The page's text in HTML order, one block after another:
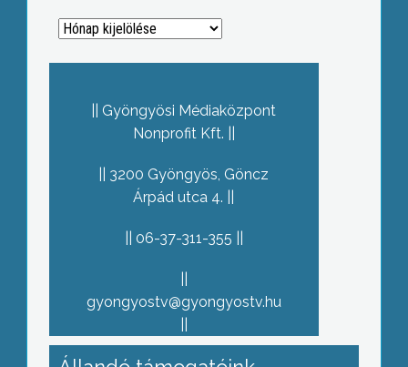
Archívum
Gyöngyösi Médiaközpont
Nonprofit Kft.
3200 Gyöngyös, Göncz
Árpád utca 4.
06-37-311-355
gyongyostv@gyongyostv.hu